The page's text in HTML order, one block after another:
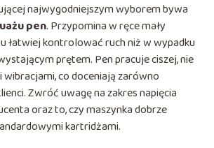
najwygodniejszym wyborem bywa
pen. Przypomina w ręce mały
łatwiej kontrolować ruch niż w wypadku
prętem. Pen pracuje ciszej, nie
co doceniają zarówno
Zwróć uwagę na zakres napięcia
oraz to, czy maszynka dobrze
kartridżami.